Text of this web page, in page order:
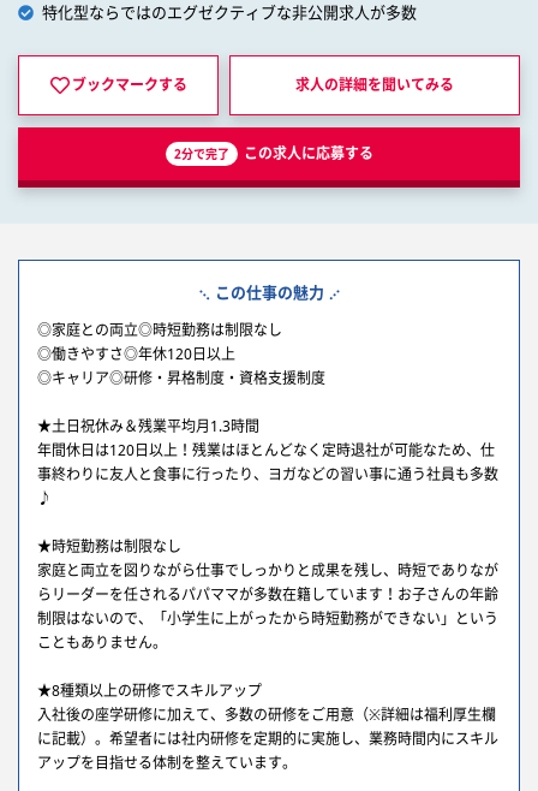
特化型ならではのエグゼクティブな非公開求人が多数
ブックマークする 求人の詳細を聞いてみる
2分で完了 この求人に応募する
この仕事の魅力
◎家庭との両立◎時短勤務は制限なし
◎働きやすさ◎年休120日以上
◎キャリア◎研修・昇格制度・資格支援制度
★土日祝休み＆残業平均月1.3時間
年間休日は120日以上！残業はほとんどなく定時退社が可能なため、仕
事終わりに友人と食事に行ったり、ヨガなどの習い事に通う社員も多数
♪
★時短勤務は制限なし
家庭と両立を図りながら仕事でしっかりと成果を残し、時短でありなが
らリーダーを任されるパパママが多数在籍しています！お子さんの年齢
制限はないので、「小学生に上がったから時短勤務ができない」という
こともありません。
★8種類以上の研修でスキルアップ
入社後の座学研修に加えて、多数の研修をご用意（※詳細は福利厚生欄
に記載）。希望者には社内研修を定期的に実施し、業務時間内にスキル
アップを目指せる体制を整えています。